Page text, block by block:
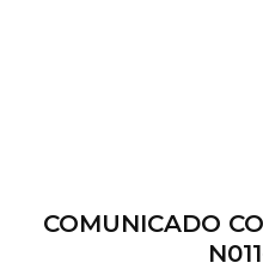
COMUNICADO